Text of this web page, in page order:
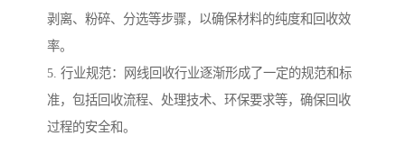
剥离、粉碎、分选等步骤，以确保材料的纯度和回收效
率。
5. 行业规范：网线回收行业逐渐形成了一定的规范和标
准，包括回收流程、处理技术、环保要求等，确保回收
过程的安全和。